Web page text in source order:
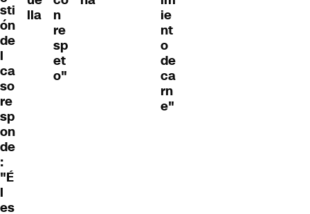
sti
ón
de
l
ca
so
re
sp
on
de
:
"É
l
es
lla
n
re
sp
et
o"
ie
nt
o
de
ca
rn
e"